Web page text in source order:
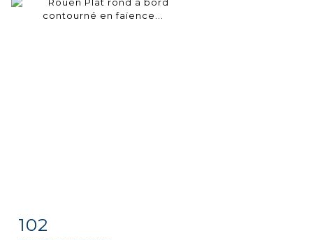
Fiche
102